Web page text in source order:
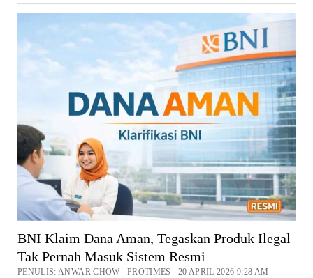
BNI Klaim Dana Aman, Tegaskan Produk Ilegal
Tak Pernah Masuk Sistem Resmi
PENULIS: ANWAR CHOW PROTIMES 20 APRIL 2026 9:28 AM